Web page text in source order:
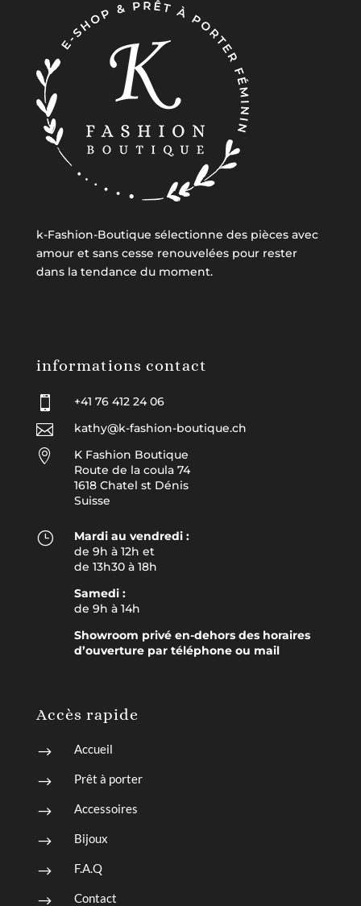
k-Fashion-Boutique sélectionne des pièces avec
amour et sans cesse renouvelées pour rester
dans la tendance du moment.
informations contact
 +41 76 412 24 06
 kathy@k-fashion-boutique.ch

K Fashion Boutique
Route de la coula 74
1618 Chatel st Dénis
Suisse
}
Mardi au vendredi :
de 9h à 12h et
de 13h30 à 18h
Samedi :
de 9h à 14h
Showroom privé en-dehors des horaires
d’ouverture par téléphone ou mail
Accès rapide
$ Accueil
$ Prêt à porter
$ Accessoires
$ Bijoux
$ F.A.Q
$ Contact